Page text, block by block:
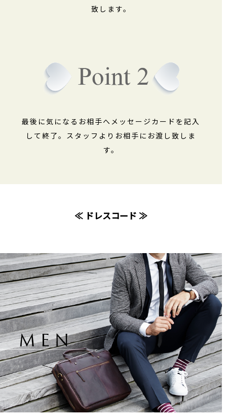
致します。
最後に気になるお相手へメッセージカードを記入
して終了。スタッフよりお相手にお渡し致しま
す。
≪ ドレスコード ≫